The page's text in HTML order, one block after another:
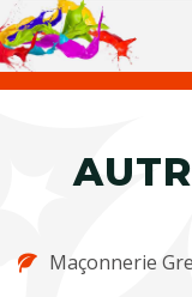
Maçonnerie